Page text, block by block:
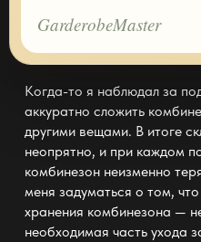
GarderobeMaster
Когда-то я наблюдал за
аккуратно сложить
другими вещами. В итоге
неопрятно, и при каждом
комбинезон неизменно
меня задуматься о том,
хранения комбинезона —
необходимая часть ухода